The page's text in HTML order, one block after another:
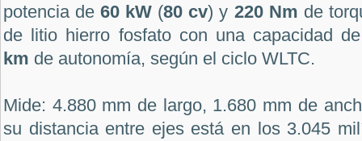
potencia de60 kW (80 cv) y 220 Nm de
de litio hierro fosfato con una capacidad
km de autonomía, según el ciclo WLTC.
Mide: 4.880 mm de largo, 1.680 mm de
su distancia entre ejes está en los 3.045